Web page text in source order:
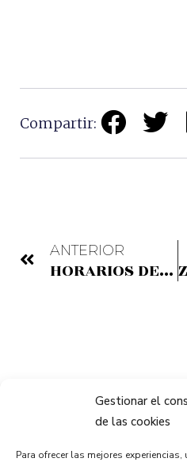
Gestionar el
de las cookies
Para ofrecer las mejores
Compartir:
ANTERIOR
HORARIOS DE ASCENSOR Y TIENDA DE NAVIDAD